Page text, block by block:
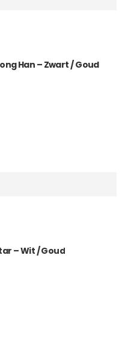
Han – Zwart / Goud
– Wit / Goud